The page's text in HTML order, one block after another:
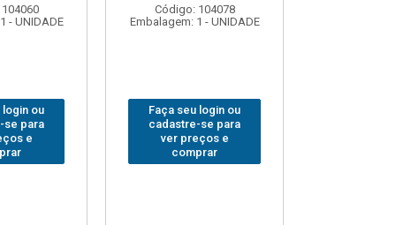
- UNIDADE
login ou
se para
e
Código: 104086
Embalagem: 1 - UNIDADE
Faça seu login ou
cadastre-se para
ver preços e
comprar